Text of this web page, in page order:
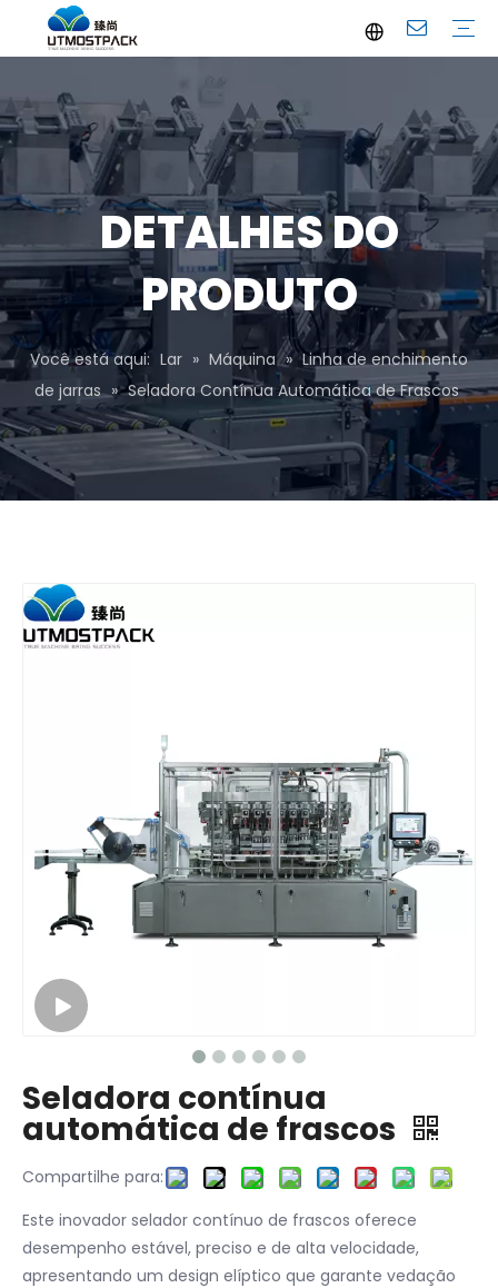
DETALHES DO
PRODUTO
Você está aqui: Lar » Máquina » Linha de enchimento
de jarras » Seladora Contínua Automática de Frascos
Seladora contínua
automática de frascos
Compartilhe para:
Este inovador selador contínuo de frascos oferece
desempenho estável, preciso e de alta velocidade,
apresentando um design elíptico que garante vedação